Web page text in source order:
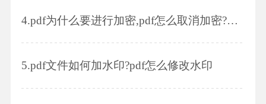
4.pdf为什么要进行加密,pdf怎么取消加密?使用什么软件
5.pdf文件如何加水印?pdf怎么修改水印